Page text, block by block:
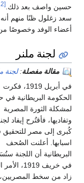
حسين واصف بعد ذلك. [12]
سعد زغلول ظنًا منهم
أعضاء الوفد وخصوصًا
لجنة ملنر
مقالة مفصلة:لجنة
في أبريل 1919، فكرت
الحكومة البريطانية في
لمشكلة الثورة المصرية
وتفاديها، فأقتُرح إيفاد
كُبرى إلى مصر للتحقيق
اسبابها. أعلنت الصُحف
البريطانية أن اللجنة
في خريف 1919،
زاد من سخط